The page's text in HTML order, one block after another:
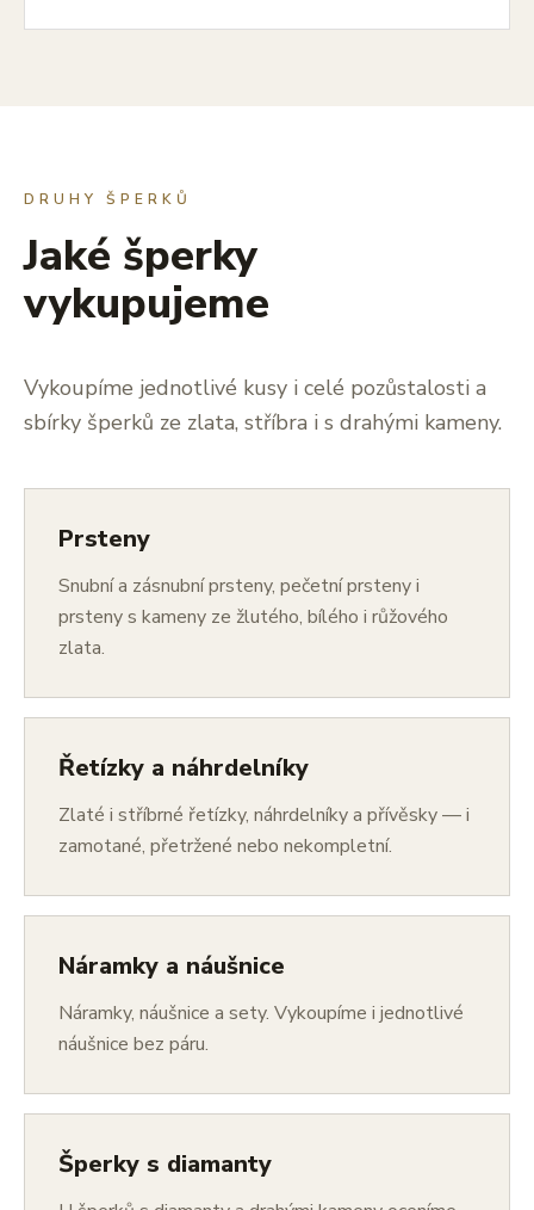
DRUHY ŠPERKŮ
Jaké šperky
vykupujeme
Vykoupíme jednotlivé kusy i celé pozůstalosti a
sbírky šperků ze zlata, stříbra i s drahými kameny.
Prsteny
Snubní a zásnubní prsteny, pečetní prsteny i
prsteny s kameny ze žlutého, bílého i růžového
zlata.
Řetízky a náhrdelníky
Zlaté i stříbrné řetízky, náhrdelníky a přívěsky — i
zamotané, přetržené nebo nekompletní.
Náramky a náušnice
Náramky, náušnice a sety. Vykoupíme i jednotlivé
náušnice bez páru.
Šperky s diamanty